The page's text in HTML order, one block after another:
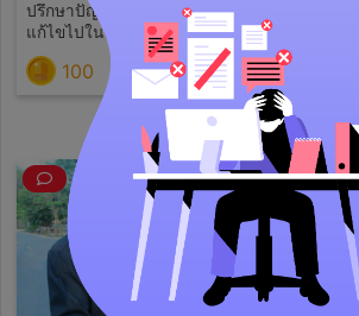
ปรึกษาปัญหาชีวิตและแนวทาง
แก้ไขไปในทางที่ดีขึ้นกับคำถาม
1 เรื่อง
100 (0)
ประเด็นเ